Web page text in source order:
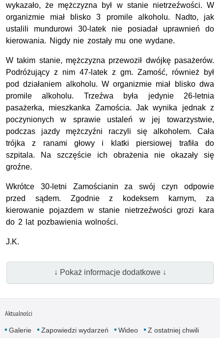
wykazało, że mężczyzna był w stanie nietrzeźwości. W
organizmie miał blisko 3 promile alkoholu. Nadto, jak
ustalili mundurowi 30-latek nie posiadał uprawnień do
kierowania. Nigdy nie zostały mu one wydane.
W takim stanie, mężczyzna przewoził dwójkę pasażerów.
Podróżujący z nim 47-latek z gm. Zamość, również był
pod działaniem alkoholu. W organizmie miał blisko dwa
promile alkoholu. Trzeźwa była jedynie 26-letnia
pasażerka, mieszkanka Zamościa. Jak wynika jednak z
poczynionych w sprawie ustaleń w jej towarzystwie,
podczas jazdy mężczyźni raczyli się alkoholem. Cała
trójka z ranami głowy i klatki piersiowej trafiła do
szpitala. Na szczęście ich obrażenia nie okazały się
groźne.
Wkrótce 30-letni Zamościanin za swój czyn odpowie
przed sądem. Zgodnie z kodeksem karnym, za
kierowanie pojazdem w stanie nietrzeźwości grozi kara
do 2 lat pozbawienia wolności.
J.K.
↓ Pokaż informacje dodatkowe ↓
Aktualności
Galerie Zapowiedzi wydarzeń Wideo
Z ostatniej chwili